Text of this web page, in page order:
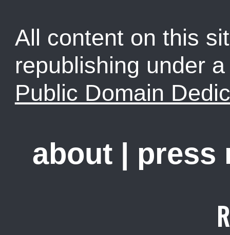
All content on this
republishing under
Public Domain
about press